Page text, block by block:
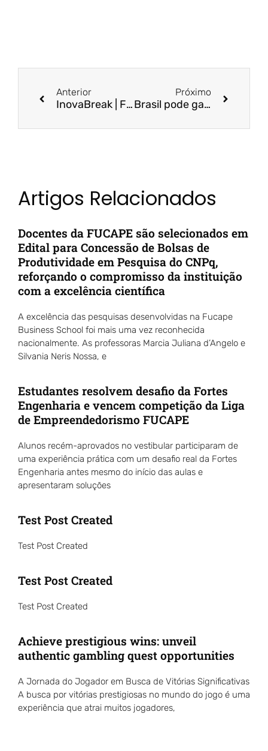
Anterior
InovaBreak | Folha Vitória
Próximo
Brasil pode ganhar competitividade após tarifaço, prevê CEO da Bradesco Asset | InfoMoney
Artigos Relacionados
Docentes da FUCAPE são selecionados em
Edital para Concessão de Bolsas de
Produtividade em Pesquisa do CNPq,
reforçando o compromisso da instituição
com a excelência científica
A excelência das pesquisas desenvolvidas na Fucape
Business School foi mais uma vez reconhecida
nacionalmente. As professoras Marcia Juliana d’Angelo e
Silvania Neris Nossa, e
Estudantes resolvem desafio da Fortes
Engenharia e vencem competição da Liga
de Empreendedorismo FUCAPE
Alunos recém-aprovados no vestibular participaram de
uma experiência prática com um desafio real da Fortes
Engenharia antes mesmo do início das aulas e
apresentaram soluções
Test Post Created
Test Post Created
Test Post Created
Test Post Created
Achieve prestigious wins: unveil
authentic gambling quest opportunities
A Jornada do Jogador em Busca de Vitórias Significativas
A busca por vitórias prestigiosas no mundo do jogo é uma
experiência que atrai muitos jogadores,